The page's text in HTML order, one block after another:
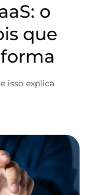
o
que
isso explica